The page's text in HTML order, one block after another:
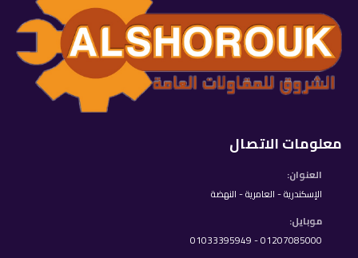
معلومات الاتصال
العنوان:
الإسكندرية - العامرية - النهضة
موبايل:
01207085000 - 01033395949